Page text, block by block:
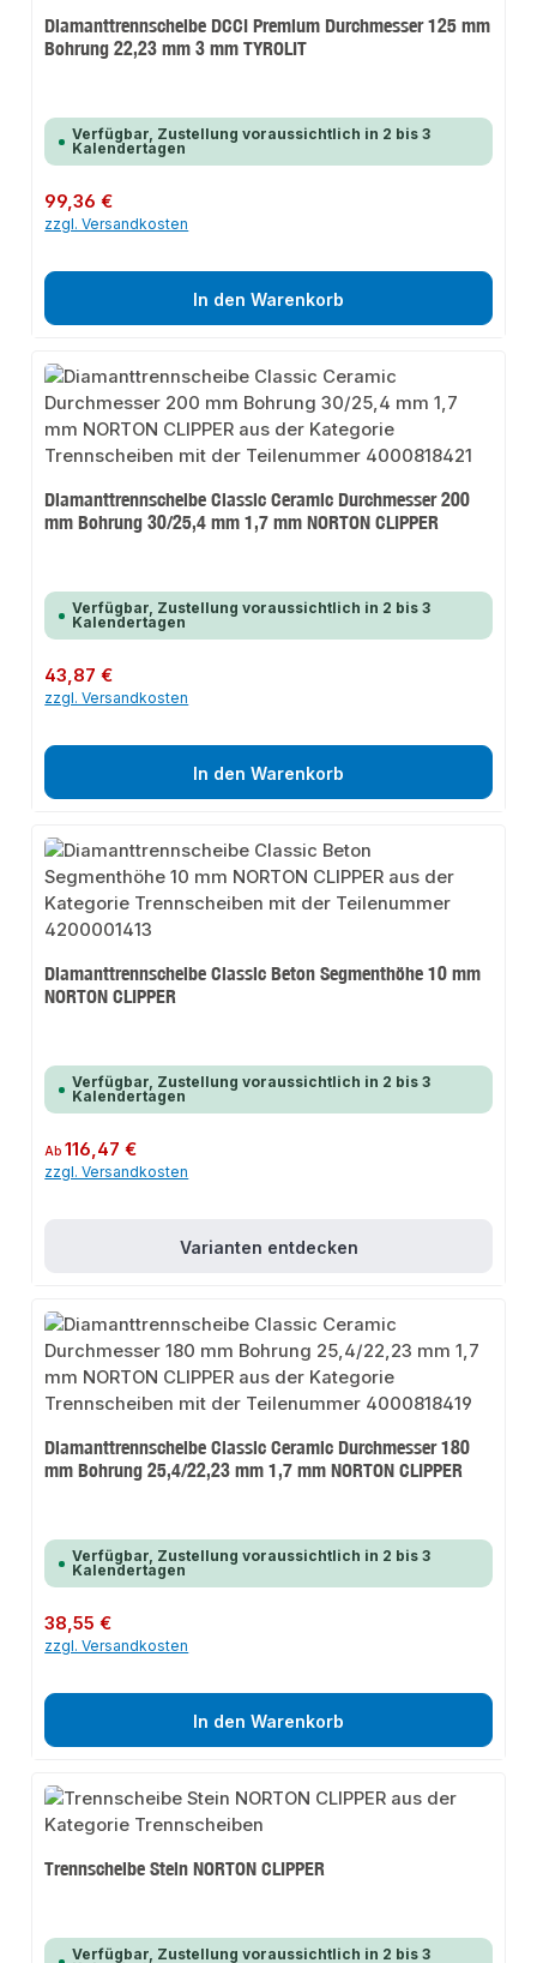
Diamanttrennscheibe DCCI Premium Durchmesser 125 mm
Bohrung 22,23 mm 3 mm TYROLIT
Verfügbar, Zustellung voraussichtlich in 2 bis 3
Kalendertagen
Regulärer Preis:
99,36 €
zzgl. Versandkosten
In den Warenkorb
Diamanttrennscheibe Classic Ceramic Durchmesser 200
mm Bohrung 30/25,4 mm 1,7 mm NORTON CLIPPER
Verfügbar, Zustellung voraussichtlich in 2 bis 3
Kalendertagen
Regulärer Preis:
43,87 €
zzgl. Versandkosten
In den Warenkorb
Diamanttrennscheibe Classic Beton Segmenthöhe 10 mm
NORTON CLIPPER
Verfügbar, Zustellung voraussichtlich in 2 bis 3
Kalendertagen
Regulärer Preis:
Ab116,47 €
zzgl. Versandkosten
Varianten entdecken
Diamanttrennscheibe Classic Ceramic Durchmesser 180
mm Bohrung 25,4/22,23 mm 1,7 mm NORTON CLIPPER
Verfügbar, Zustellung voraussichtlich in 2 bis 3
Kalendertagen
Regulärer Preis:
38,55 €
zzgl. Versandkosten
In den Warenkorb
Trennscheibe Stein NORTON CLIPPER
Verfügbar, Zustellung voraussichtlich in 2 bis 3